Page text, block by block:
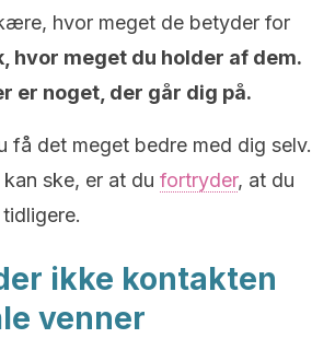
hvor meget de betyder for
hvor meget du holder af dem.
er noget, der går dig på.
få det meget bedre med dig selv.
ske, er at du fortryder, at du
ikke kontakten
venner